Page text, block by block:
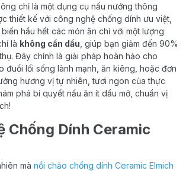
chỉ là một dụng cụ nấu nướng thông
thiết kế với công nghệ chống dính ưu việt,
hầu hết các món ăn chỉ với một lượng
là không cần dầu , giúp bạn giảm đến 90%
Đây chính là giải pháp hoàn hảo cho
đuổi lối sống lành mạnh, ăn kiêng, hoặc đơn
hương vị tự nhiên, tươi ngon của thực
phá bí quyết nấu ăn ít dầu mỡ, chuẩn vị
Chống Dính Ceramic
mà nồi chảo chống dính Ceramic Elmich